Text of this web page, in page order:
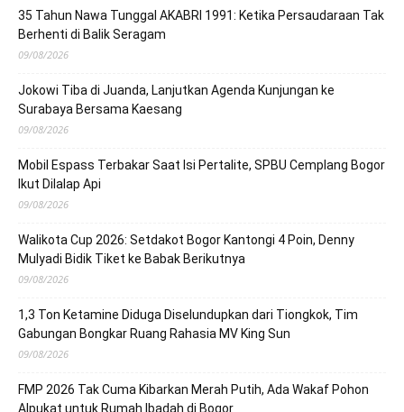
35 Tahun Nawa Tunggal AKABRI 1991: Ketika Persaudaraan Tak
Berhenti di Balik Seragam
09/08/2026
Jokowi Tiba di Juanda, Lanjutkan Agenda Kunjungan ke
Surabaya Bersama Kaesang
09/08/2026
Mobil Espass Terbakar Saat Isi Pertalite, SPBU Cemplang Bogor
Ikut Dilalap Api
09/08/2026
Walikota Cup 2026: Setdakot Bogor Kantongi 4 Poin, Denny
Mulyadi Bidik Tiket ke Babak Berikutnya
09/08/2026
1,3 Ton Ketamine Diduga Diselundupkan dari Tiongkok, Tim
Gabungan Bongkar Ruang Rahasia MV King Sun
09/08/2026
FMP 2026 Tak Cuma Kibarkan Merah Putih, Ada Wakaf Pohon
Alpukat untuk Rumah Ibadah di Bogor